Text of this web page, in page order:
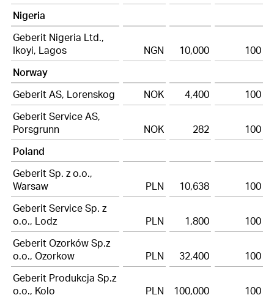
Nigeria
Geberit Nigeria Ltd.,
Ikoyi, Lagos
NGN 10,000
100
Norway
Geberit AS, Lorenskog
NOK 4,400
100
Geberit Service AS,
Porsgrunn
NOK 282
100
Poland
Geberit Sp. z o.o.,
Warsaw
PLN 10,638
100
Geberit Service Sp. z
o.o., Lodz
PLN 1,800
100
Geberit Ozorków Sp.z
o.o., Ozorkow
PLN 32,400
100
Geberit Produkcja Sp.z
o.o., Kolo
PLN 100,000 100